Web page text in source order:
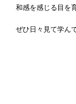
和感を感じる目を
ぜひ日々見て学ん